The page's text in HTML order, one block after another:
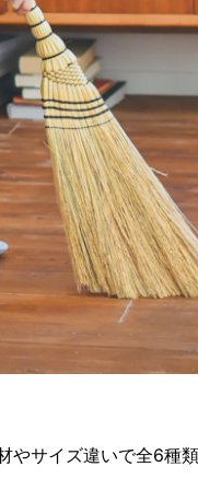
サイズ違いで全6種類